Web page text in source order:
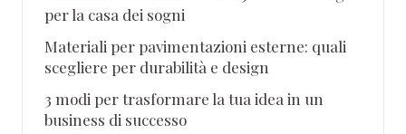
per la casa dei sogni
Materiali per pavimentazioni esterne: quali
scegliere per durabilità e design
3 modi per trasformare la tua idea in un
business di successo